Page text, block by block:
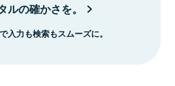
ルの確かさを。
入力も検索もスムーズに。